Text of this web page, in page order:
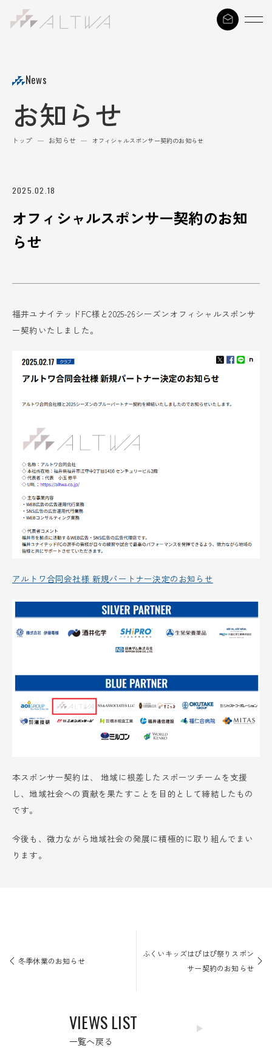
News
お知らせ
トップ — お知らせ — オフィシャルスポンサー契約のお知らせ
2025.02.18
オフィシャルスポンサー契約のお知
らせ
福井ユナイテッドFC様と2025-26シーズンオフィシャルスポンサ
ー契約いたしました。
アルトワ合同会社様 新規パートナー決定のお知らせ
本スポンサー契約は、 地域に根差したスポーツチームを支援
し、地域社会への貢献を果たすことを目的として締結したもの
です。
今後も、微力ながら地域社会の発展に積極的に取り組んでまい
ります。
ナ冬季休業のお知らせ
ふくいキッズはぴはぴ祭りスポン
サー契約のお知らせ
VIEWS LIST
一覧へ戻る